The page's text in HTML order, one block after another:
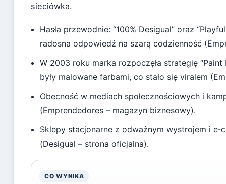
sieciówka.
Hasła przewodnie: “100% Desigual” oraz
radosna odpowiedź na szarą codzienność
W 2003 roku marka rozpoczęła strategię
były malowane farbami, co stało się viralem
Obecność w mediach społecznościowych i
(Emprendedores – magazyn biznesowy).
Sklepy stacjonarne z odważnym wystrojem i
(Desigual – strona oficjalna).
CO WYNIKA